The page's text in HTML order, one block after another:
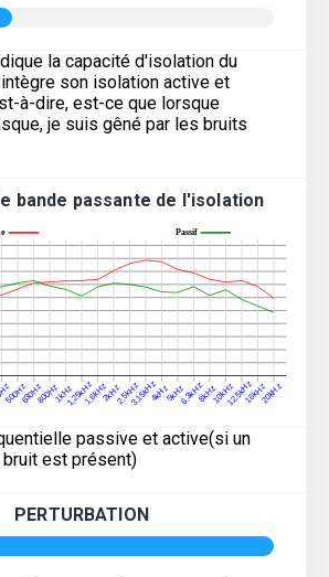
la capacité d'isolation du
son isolation active et
à-dire, est-ce que lorsque
je suis gêné par les bruits
bande passante de l'isolation
passive et active(si un
est présent)
PERTURBATION